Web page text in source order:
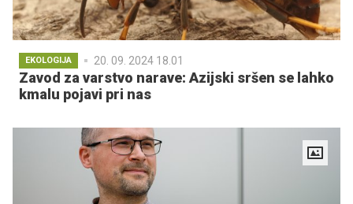
EKOLOGIJA 20. 09. 2024 18.01
Zavod za varstvo narave: Azijski sršen se lahko
kmalu pojavi pri nas